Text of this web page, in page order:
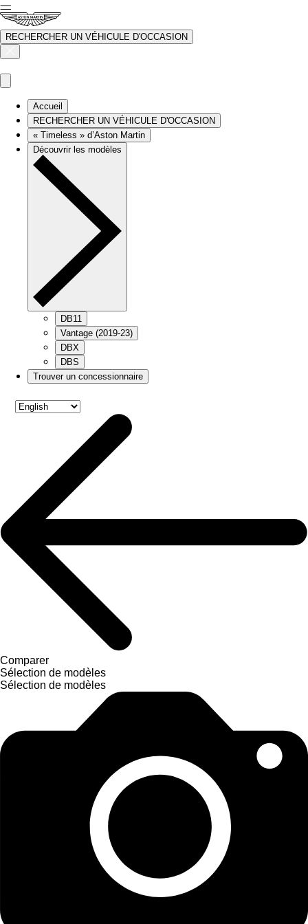
RECHERCHER UN VÉHICULE D'OCCASION
Accueil
RECHERCHER UN VÉHICULE D'OCCASION
« Timeless » d’Aston Martin
Découvrir les modèles
DB11
Vantage (2019-23)
DBX
DBS
Trouver un concessionnaire
Comparer
Sélection de modèles
Sélection de modèles